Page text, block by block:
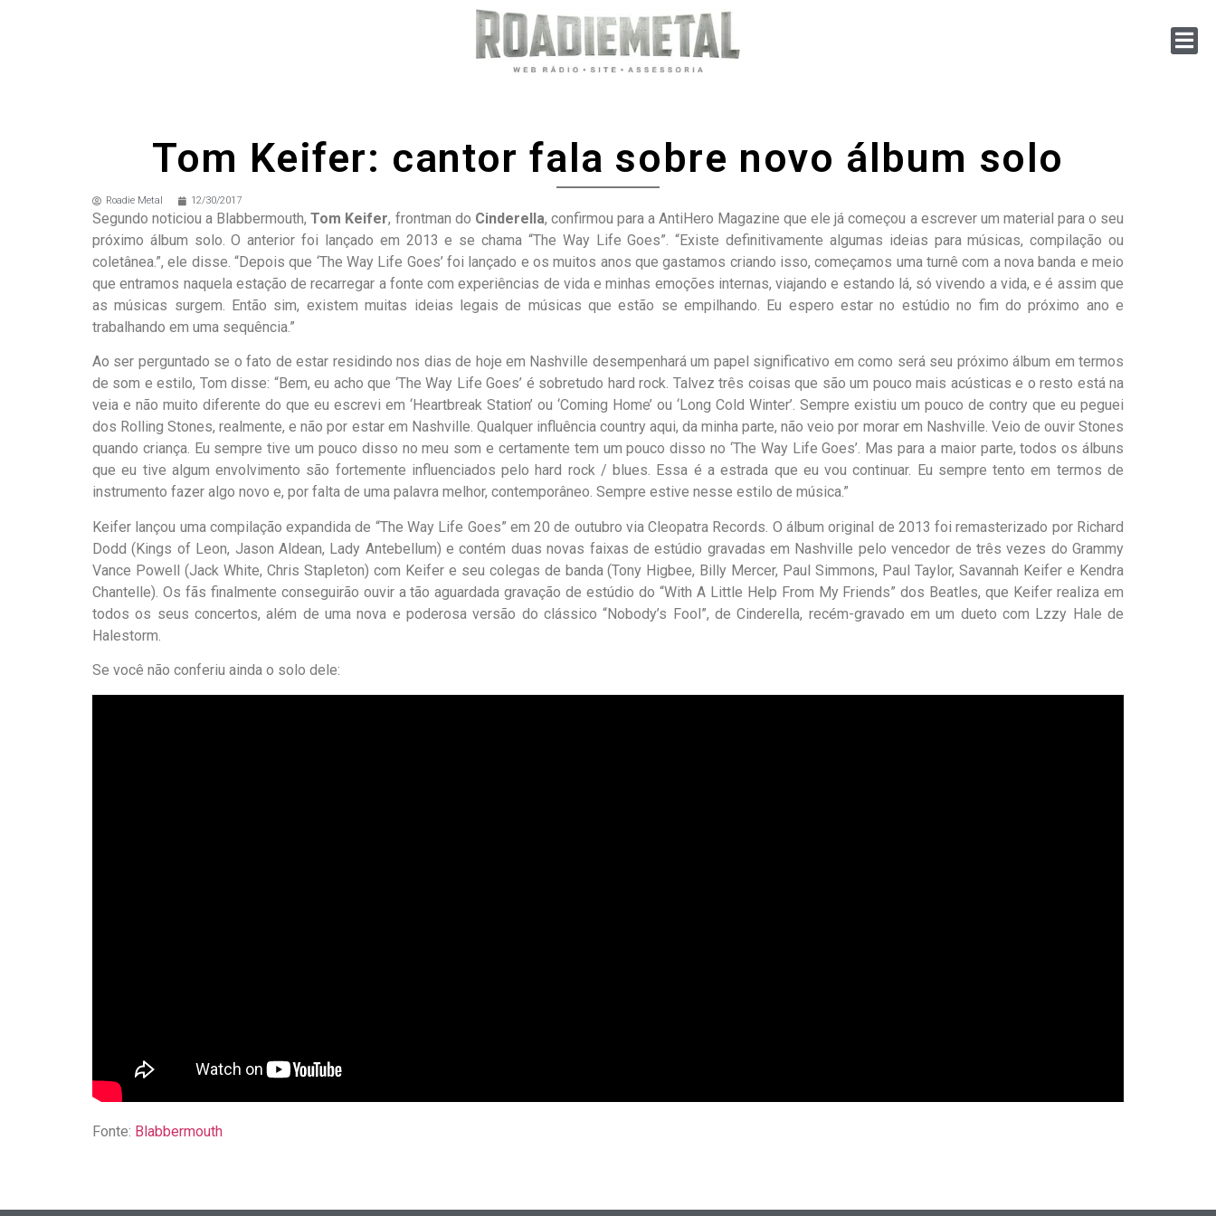
Tom Keifer: cantor fala sobre novo álbum solo
Roadie Metal 12/30/2017
Segundo noticiou a Blabbermouth, Tom Keifer, frontman do Cinderella, confirmou para a AntiHero Magazine que ele já começou a escrever um material para o seu
próximo álbum solo. O anterior foi lançado em 2013 e se chama “The Way Life Goes”. “Existe definitivamente algumas ideias para músicas, compilação ou
coletânea.”, ele disse. “Depois que ‘The Way Life Goes’ foi lançado e os muitos anos que gastamos criando isso, começamos uma turnê com a nova banda e meio
que entramos naquela estação de recarregar a fonte com experiências de vida e minhas emoções internas, viajando e estando lá, só vivendo a vida, e é assim que
as músicas surgem. Então sim, existem muitas ideias legais de músicas que estão se empilhando. Eu espero estar no estúdio no fim do próximo ano e
trabalhando em uma sequência.”
Ao ser perguntado se o fato de estar residindo nos dias de hoje em Nashville desempenhará um papel significativo em como será seu próximo álbum em termos
de som e estilo, Tom disse: “Bem, eu acho que ‘The Way Life Goes’ é sobretudo hard rock. Talvez três coisas que são um pouco mais acústicas e o resto está na
veia e não muito diferente do que eu escrevi em ‘Heartbreak Station’ ou ‘Coming Home’ ou ‘Long Cold Winter’. Sempre existiu um pouco de contry que eu peguei
dos Rolling Stones, realmente, e não por estar em Nashville. Qualquer influência country aqui, da minha parte, não veio por morar em Nashville. Veio de ouvir Stones
quando criança. Eu sempre tive um pouco disso no meu som e certamente tem um pouco disso no ‘The Way Life Goes’. Mas para a maior parte, todos os álbuns
que eu tive algum envolvimento são fortemente influenciados pelo hard rock / blues. Essa é a estrada que eu vou continuar. Eu sempre tento em termos de
instrumento fazer algo novo e, por falta de uma palavra melhor, contemporâneo. Sempre estive nesse estilo de música.”
Keifer lançou uma compilação expandida de “The Way Life Goes” em 20 de outubro via Cleopatra Records. O álbum original de 2013 foi remasterizado por Richard
Dodd (Kings of Leon, Jason Aldean, Lady Antebellum) e contém duas novas faixas de estúdio gravadas em Nashville pelo vencedor de três vezes do Grammy
Vance Powell (Jack White, Chris Stapleton) com Keifer e seu colegas de banda (Tony Higbee, Billy Mercer, Paul Simmons, Paul Taylor, Savannah Keifer e Kendra
Chantelle). Os fãs finalmente conseguirão ouvir a tão aguardada gravação de estúdio do “With A Little Help From My Friends” dos Beatles, que Keifer realiza em
todos os seus concertos, além de uma nova e poderosaversão do clássico “Nobody’s Fool”,de Cinderella, recém-gravadoem um dueto com Lzzy Hale de
Halestorm.
Se você não conferiu ainda o solo dele:
Fonte: Blabbermouth